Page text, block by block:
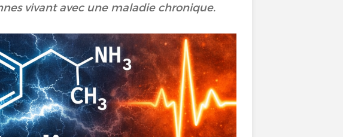
vivant avec une maladie chronique.